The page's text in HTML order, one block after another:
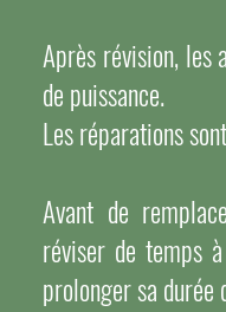
Après révision, les
de puissance.
Les réparations
Avant de
réviser de temps
prolonger sa durée